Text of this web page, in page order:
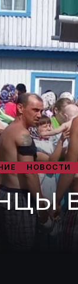
НОВОСТИ